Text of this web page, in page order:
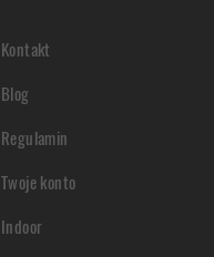
Kontakt
Blog
Regulamin
Twoje konto
Indoor